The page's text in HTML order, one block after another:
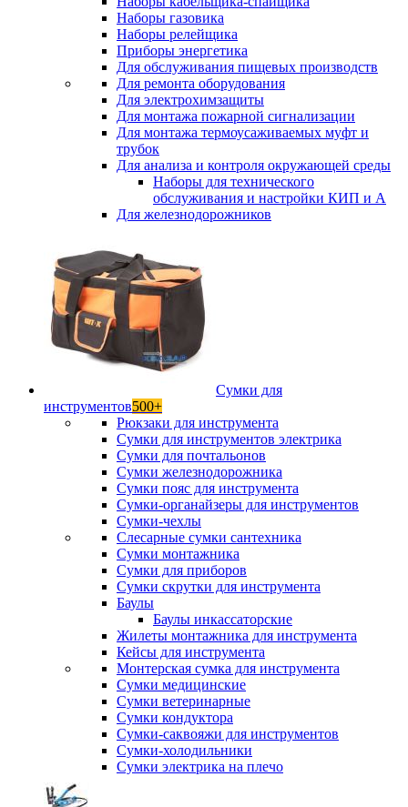
Наборы газовика
Наборы релейщика
Приборы энергетика
Для обслуживания пищевых производств
Для ремонта оборудования
Для электрохимзащиты
Для монтажа пожарной сигнализации
Для монтажа термоусаживаемых муфт и
трубок
Для анализа и контроля окружающей среды
Наборы для технического
обслуживания и настройки КИП и А
Для железнодорожников
Сумки для
инструментов500+
Рюкзаки для инструмента
Сумки для инструментов электрика
Сумки для почтальонов
Сумки железнодорожника
Сумки пояс для инструмента
Сумки-органайзеры для инструментов
Сумки-чехлы
Слесарные сумки сантехника
Сумки монтажника
Сумки для приборов
Сумки скрутки для инструмента
Баулы
Баулы инкассаторские
Жилеты монтажника для инструмента
Кейсы для инструмента
Монтерская сумка для инструмента
Сумки медицинские
Сумки ветеринарные
Сумки кондуктора
Сумки-саквояжи для инструментов
Сумки-холодильники
Сумки электрика на плечо